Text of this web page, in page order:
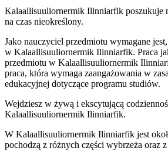
Kalaallisuuliornermik Ilinniarfik poszukuje
na czas nieokreślony.
Jako nauczyciel przedmiotu wymagane
w Kalaallisuuliornermik Ilinniarfik. Praca
przedmiotu w Kalaallisuuliornermik
praca, która wymaga zaangażowania w
edukacyjnej dotyczące programu studiów.
Wejdziesz w żywą i ekscytującą
Kalaallisuuliornermik Ilinniarfik.
W Kalaallisuuliornermik Ilinniarfik jest
pochodzą z różnych części wybrzeża oraz